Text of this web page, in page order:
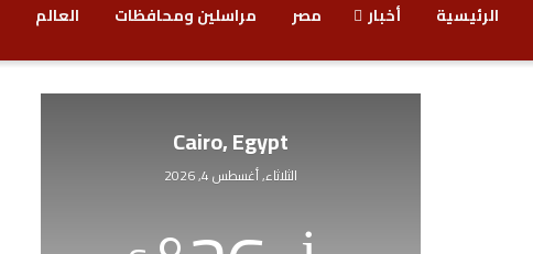
الرئيسية أخبار مصر مراسلين ومحافظات ‏العالم
Cairo, Egypt
الثلاثاء, أغسطس 4, 2026